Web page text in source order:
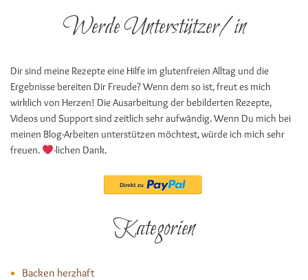
Werde Unterstützer/in
Dir sind meine Rezepte eine Hilfe im glutenfreien Alltag und die
Ergebnisse bereiten Dir Freude? Wenn dem so ist, freut es mich
wirklich von Herzen! Die Ausarbeitung der bebilderten Rezepte,
Videos und Support sind zeitlich sehr aufwändig. Wenn Du mich bei
meinen Blog-Arbeiten unterstützen möchtest, würde ich mich sehr
freuen.
-lichen Dank.
Kategorien
Backen herzhaft